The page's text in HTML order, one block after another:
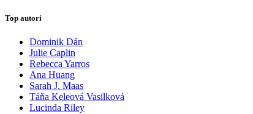
Top autori
Dominik Dán
Julie Caplin
Rebecca Yarros
Ana Huang
Sarah J. Maas
Táňa Keleová Vasilková
Lucinda Riley